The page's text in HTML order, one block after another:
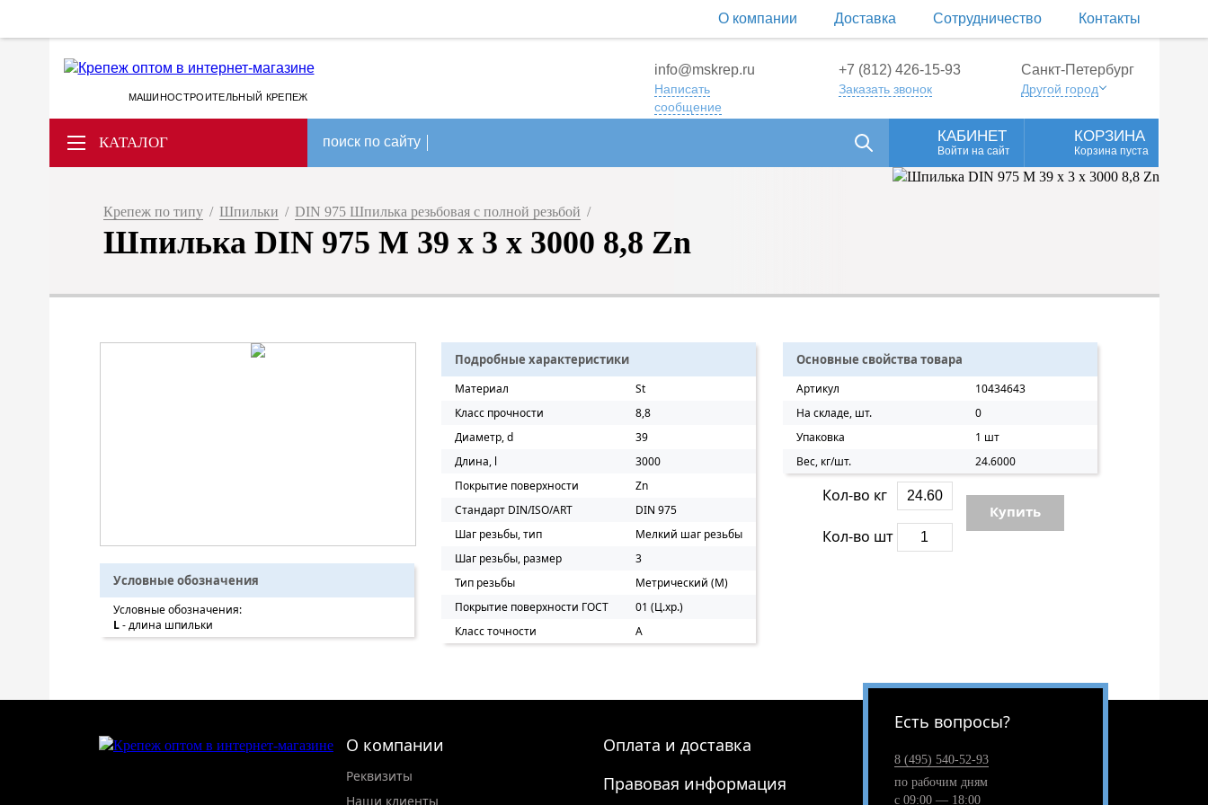
О компании Доставка Сотрудничество Контакты
МАШИНОСТРОИТЕЛЬНЫЙ КРЕПЕЖ
info@mskrep.ru
Написать
сообщение
+7 (812) 426-15-93
Заказать звонок
Санкт-Петербург
Другой город
КАТАЛОГ поиск по сайту КАБИНЕТ
Войти на сайт
КОРЗИНА
Корзина пуста
Крепеж по типу / Шпильки / DIN 975 Шпилька резьбовая с полной резьбой /
Шпилька DIN 975 М 39 х 3 х 3000 8,8 Zn
Условные обозначения
Условные обозначения:
L- длина шпильки
Подробные характеристики
Материал
St
Класс прочности
8,8
Диаметр, d
39
Длина, l
3000
Покрытие поверхности
Zn
Стандарт DIN/ISO/ART
DIN 975
Шаг резьбы, тип
Мелкий шаг резьбы
Шаг резьбы, размер
3
Тип резьбы
Метрический (M)
Покрытие поверхности ГОСТ
01 (Ц.хр.)
Класс точности
А
Основные свойства товара
Артикул
10434643
На складе, шт.
0
Упаковка
1 шт
Вес, кг/шт.
24.6000
Кол-во кг
Кол-во шт
Купить
О компании
Реквизиты
Наши клиенты
Оплата и доставка
Правовая информация
Есть вопросы?
8 (495) 540-52-93
по рабочим дням
с 09:00 — 18:00